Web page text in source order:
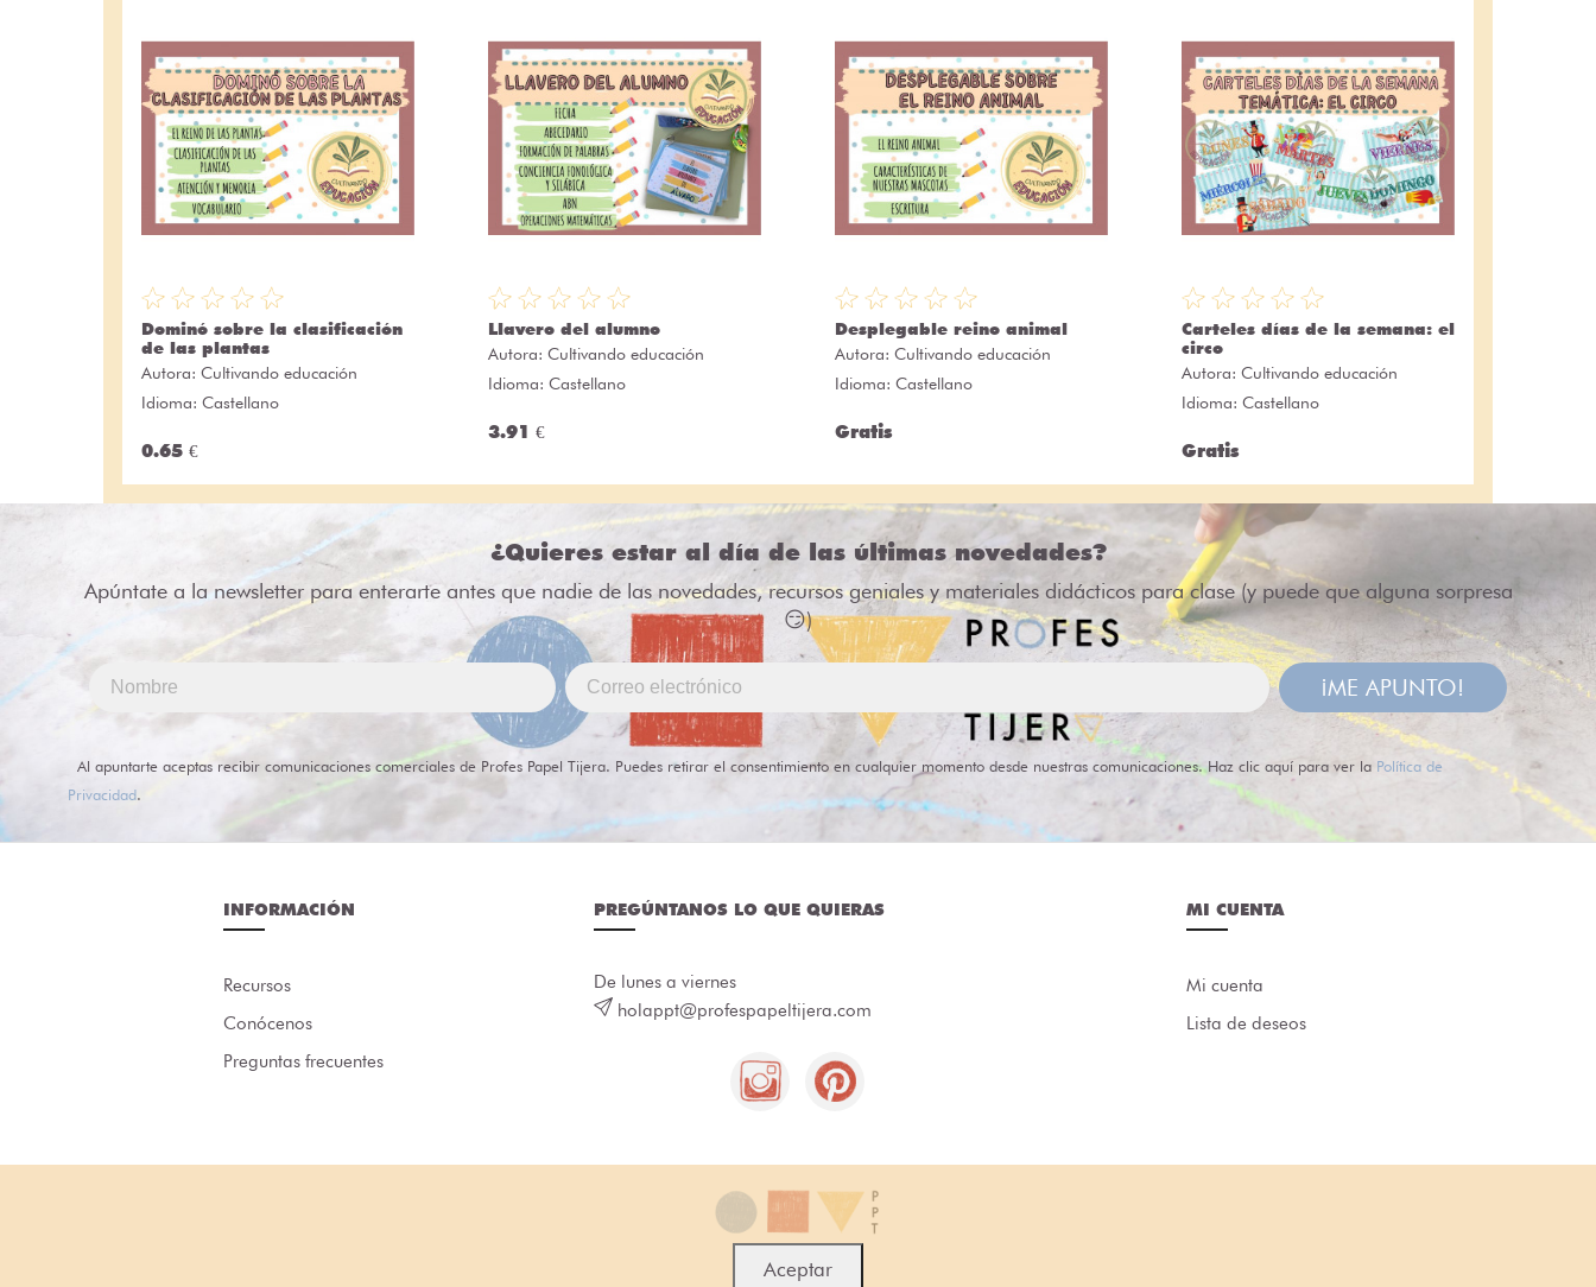
Dominó sobre la clasificación
de las plantas
Autora: Cultivando educación
Idioma: Castellano
0.65 €
Llavero del alumno
Autora: Cultivando educación
Idioma: Castellano
3.91 €
Desplegable reino animal
Autora: Cultivando educación
Idioma: Castellano
Gratis
Carteles días de la semana: el
circo
Autora: Cultivando educación
Idioma: Castellano
Gratis
¿Quieres estar al día de las últimas novedades?
Apúntate a la newsletter para enterarte antes que nadie de las novedades, recursos geniales y materiales didácticos para clase (y puede que alguna sorpresa
😏)
¡ME APUNTO!
Al apuntarte aceptas recibir comunicaciones comerciales de Profes Papel Tijera. Puedes retirar el consentimiento en cualquier momento desde nuestras comunicaciones. Haz clic aquí para ver la Política de
Privacidad.
INFORMACIÓN
Recursos
Conócenos
Preguntas frecuentes
PREGÚNTANOS LO QUE QUIERAS
De lunes a viernes
holappt@profespapeltijera.com
MI CUENTA
Mi cuenta
Lista de deseos
Aceptar